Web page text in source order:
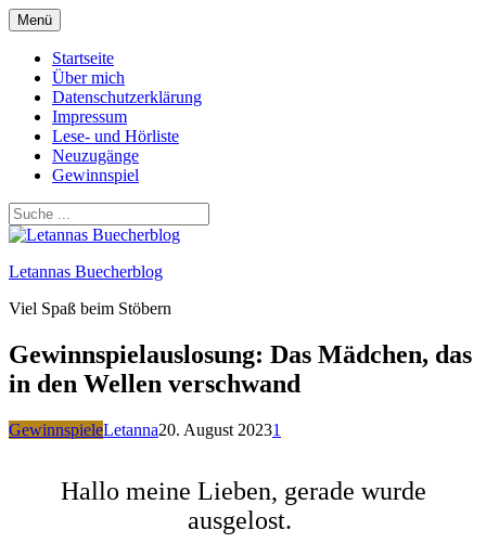
Zum
Inhalt
springen
Menü
Startseite
Über mich
Datenschutzerklärung
Impressum
Lese- und Hörliste
Neuzugänge
Gewinnspiel
Letannas Buecherblog
Viel Spaß beim Stöbern
Gewinnspielauslosung: Das Mädchen, das
in den Wellen verschwand
GewinnspieleLetanna20. August 20231
Hallo meine Lieben, gerade wurde
ausgelost.